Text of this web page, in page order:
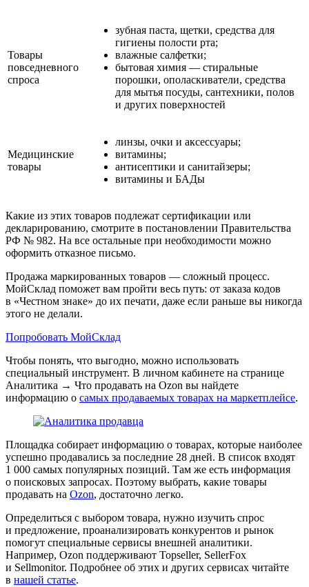
Товары
повседневного
спроса
зубная паста, щетки, средства для
гигиены полости рта;
влажные салфетки;
бытовая химия — стиральные
порошки, ополаскиватели, средства
для мытья посуды, сантехники, полов
и других поверхностей
Медицинские
товары
линзы, очки и аксессуары;
витамины;
антисептики и санитайзеры;
витамины и БАДы
Какие из этих товаров подлежат сертификации или
декларированию, смотрите в постановлении Правительства
РФ № 982. На все остальные при необходимости можно
оформить отказное письмо.
Продажа маркированных товаров — сложный процесс.
МойСклад поможет вам пройти весь путь: от заказа кодов
в «Честном знаке» до их печати, даже если раньше вы никогда
этого не делали.
Попробовать МойСклад
Чтобы понять, что выгодно, можно использовать
специальный инструмент. В личном кабинете на странице
Аналитика → Что продавать на Ozon вы найдете
информацию о самых продаваемых товарах на маркетплейсе.
Площадка собирает информацию о товарах, которые наиболее
успешно продавались за последние 28 дней. В список входят
1 000 самых популярных позиций. Там же есть информация
о поисковых запросах. Поэтому выбрать, какие товары
продавать на Ozon, достаточно легко.
Определиться с выбором товара, нужно изучить спрос
и предложение, проанализировать конкурентов и рынок
помогут специальные сервисы внешней аналитики.
Например, Ozon поддерживают Topseller, SellerFox
и Sellmonitor. Подробнее об этих и других сервисах читайте
в нашей статье.